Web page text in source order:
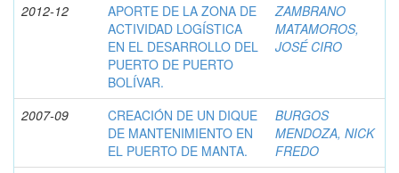
2012-12
APORTE DE LA ZONA DE
ACTIVIDAD LOGÍSTICA
EN EL DESARROLLO DEL
PUERTO DE PUERTO
BOLÍVAR.
ZAMBRANO
MATAMOROS,
JOSÉ CIRO
2007-09
CREACIÓN DE UN DIQUE
DE MANTENIMIENTO EN
EL PUERTO DE MANTA.
BURGOS
MENDOZA, NICK
FREDO